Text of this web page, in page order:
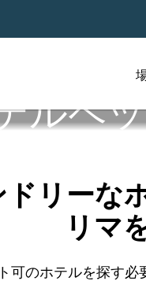
ルペ
リーな
リマ
可のホテルを探す